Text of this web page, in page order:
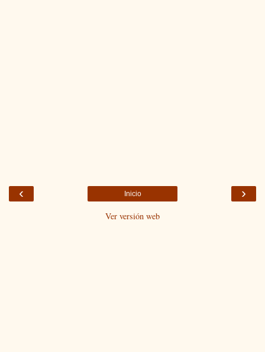
‹ ›
Inicio
Ver versión web